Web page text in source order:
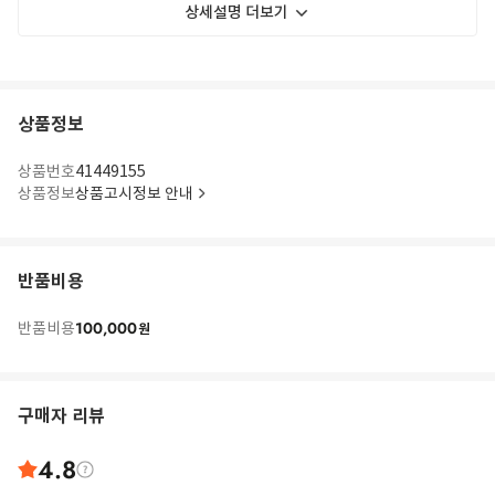
상세설명 더보기
상품정보
상품번호41449155
상품정보상품고시정보 안내
반품비용
반품비용100,000원
구매자 리뷰
4.8